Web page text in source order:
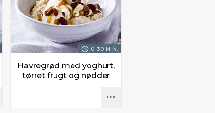
0-30 MIN.
Havregrød med yoghurt,
tørret frugt og nødder